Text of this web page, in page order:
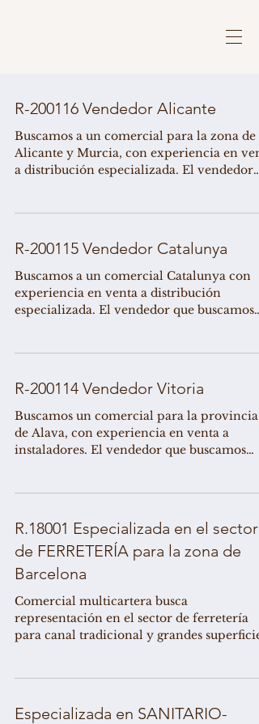
R-200116 Vendedor Alicante
Buscamos a un comercial para la zona de
Alicante y Murcia, con experiencia en
a distribución especializada. El vendedor
R-200115 Vendedor Catalunya
Buscamos a un comercial Catalunya con
experiencia en venta a distribución
especializada. El vendedor que buscamos
R-200114 Vendedor Vitoria
Buscamos un comercial para la provincia
de Alava, con experiencia en venta a
instaladores. El vendedor que buscamos
R.18001 Especializada en el sector
de FERRETERÍA para la zona de
Barcelona
Comercial multicartera busca
representación en el sector de ferretería
para canal tradicional y grandes superficies
Especializada en SANITARIO-